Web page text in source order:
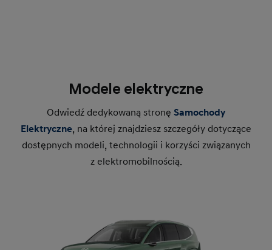
Modele elektryczne
Odwiedź dedykowaną stronę Samochody
Elektryczne, na której znajdziesz szczegóły dotyczące
dostępnych modeli, technologii i korzyści związanych
z elektromobilnością.